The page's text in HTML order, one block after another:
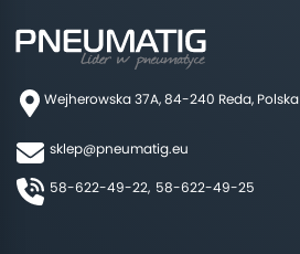
Wejherowska 37A, 84-240 Reda, Polska
sklep@pneumatig.eu
58-622-49-22, 58-622-49-25